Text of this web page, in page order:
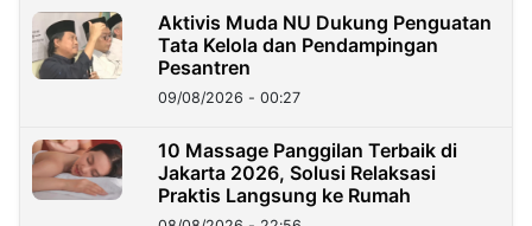
Aktivis Muda NU Dukung Penguatan
Tata Kelola dan Pendampingan
Pesantren
09/08/2026 - 00:27
10 Massage Panggilan Terbaik di
Jakarta 2026, Solusi Relaksasi
Praktis Langsung ke Rumah